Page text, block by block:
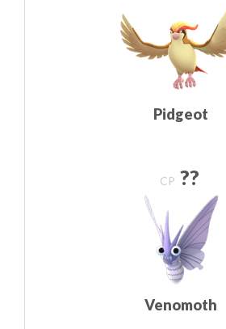
Pidgeot
CP ??
Venomoth